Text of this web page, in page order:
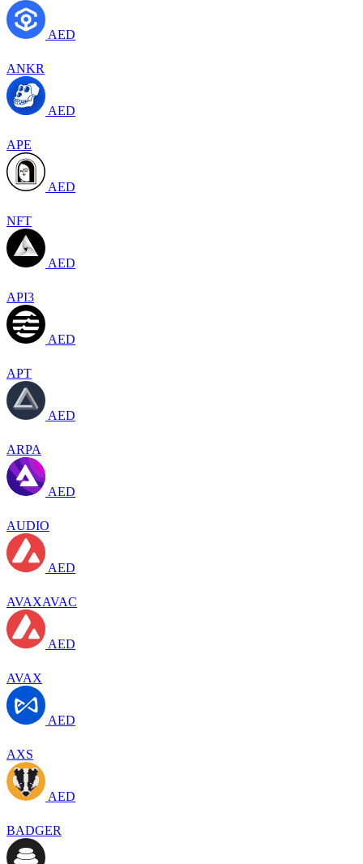
AED
ANKR
AED
APE
AED
NFT
AED
API3
AED
APT
AED
ARPA
AED
AUDIO
AED
AVAXAVAC
AED
AVAX
AED
AXS
AED
BADGER